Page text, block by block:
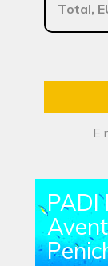
Total,
E
PADI